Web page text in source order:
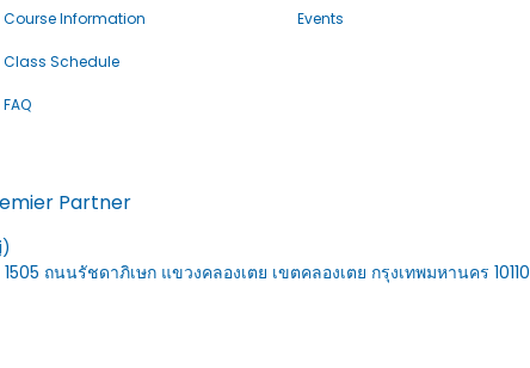
Course Information
Class Schedule
FAQ
Events
Partner
ถนนรัชดาภิเษก แขวงคลองเตย เขตคลองเตย กรุงเทพมหานคร 10110